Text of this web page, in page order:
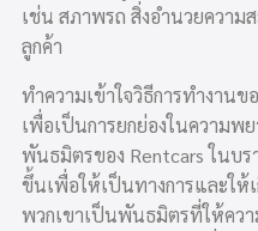
เช่น สภาพรถ สิ่งอำนวยความ
ลูกค้า
ทำความเข้าใจวิธีการทำงานข
เพื่อเป็นการยกย่องในความ
พันธมิตรของ Rentcars ในบร
ขึ้นเพื่อให้เป็นทางการและให้
พวกเขาเป็นพันธมิตรที่ให้ควา